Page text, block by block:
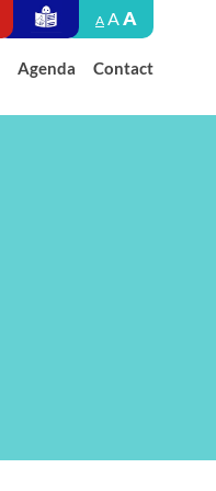
A AA
Agenda Contact